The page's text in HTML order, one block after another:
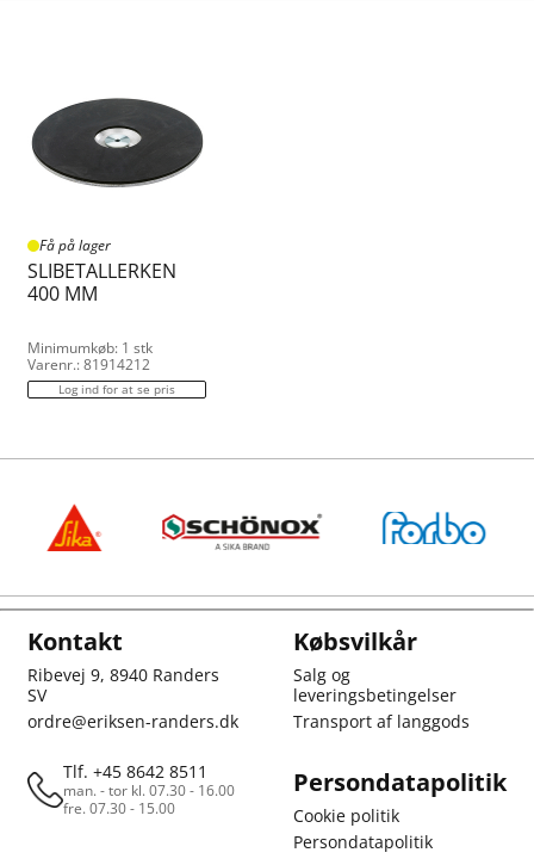
Få på lager
SLIBETALLERKEN
400 MM
Minimumkøb: 1 stk
Varenr.: 81914212
Log ind for at se pris
Kontakt
Ribevej 9, 8940 Randers
SV
ordre@eriksen-randers.dk
Tlf. +45 8642 8511
man. - tor kl. 07.30 - 16.00
fre. 07.30 - 15.00
Købsvilkår
Salg og
leveringsbetingelser
Transport af langgods
Persondatapolitik
Cookie politik
Persondatapolitik